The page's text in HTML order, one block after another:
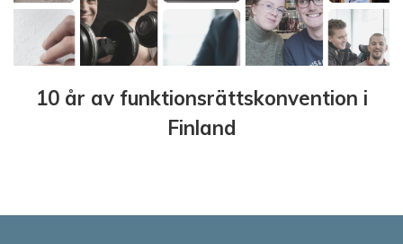
10 år av funktionsrättskonvention i
Finland